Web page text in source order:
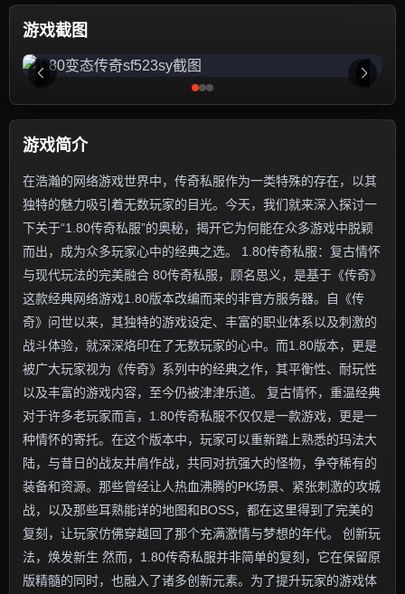
游戏截图
游戏简介
在浩瀚的网络游戏世界中，传奇私服作为一类特殊的存在，以其
独特的魅力吸引着无数玩家的目光。今天，我们就来深入探讨一
下关于“1.80传奇私服”的奥秘，揭开它为何能在众多游戏中脱颖
而出，成为众多玩家心中的经典之选。 1.80传奇私服：复古情怀
与现代玩法的完美融合 80传奇私服，顾名思义，是基于《传奇》
这款经典网络游戏1.80版本改编而来的非官方服务器。自《传
奇》问世以来，其独特的游戏设定、丰富的职业体系以及刺激的
战斗体验，就深深烙印在了无数玩家的心中。而1.80版本，更是
被广大玩家视为《传奇》系列中的经典之作，其平衡性、耐玩性
以及丰富的游戏内容，至今仍被津津乐道。 复古情怀，重温经典
对于许多老玩家而言，1.80传奇私服不仅仅是一款游戏，更是一
种情怀的寄托。在这个版本中，玩家可以重新踏上熟悉的玛法大
陆，与昔日的战友并肩作战，共同对抗强大的怪物，争夺稀有的
装备和资源。那些曾经让人热血沸腾的PK场景、紧张刺激的攻城
战，以及那些耳熟能详的地图和BOSS，都在这里得到了完美的
复刻，让玩家仿佛穿越回了那个充满激情与梦想的年代。 创新玩
法，焕发新生 然而，1.80传奇私服并非简单的复刻，它在保留原
版精髓的同时，也融入了诸多创新元素。为了提升玩家的游戏体